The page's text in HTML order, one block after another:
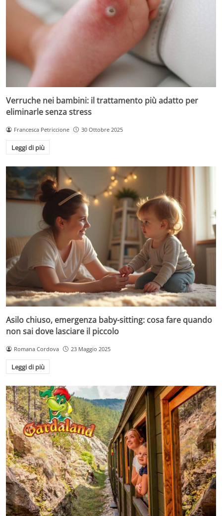
Verruche nei bambini: il trattamento più adatto per
eliminarle senza stress
Francesca Petriccione 30 Ottobre 2025
Leggi di più
Asilo chiuso, emergenza baby-sitting: cosa fare quando
non sai dove lasciare il piccolo
Romana Cordova 23 Maggio 2025
Leggi di più